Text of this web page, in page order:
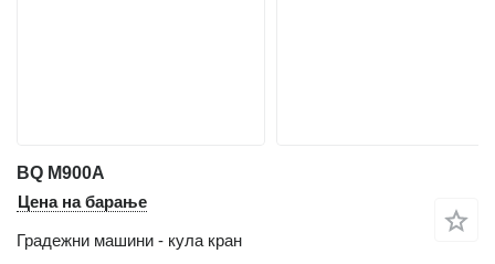
BQ M900A
Цена на барање
Градежни машини - кула кран